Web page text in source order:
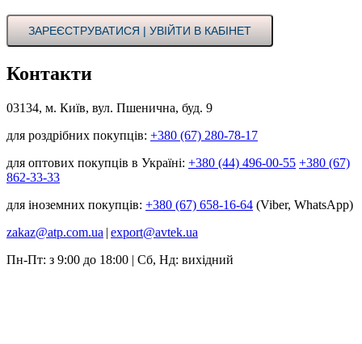
ЗАРЕЄСТРУВАТИСЯ | УВІЙТИ В КАБІНЕТ
Контакти
03134, м. Київ, вул. Пшенична, буд. 9
для роздрібних покупців: +380 (67) 280-78-17
для оптових покупців в Україні: +380 (44) 496-00-55 +380 (67)
862-33-33
для іноземних покупців: +380 (67) 658-16-64 (Viber, WhatsApp)
zakaz@atp.com.ua | export@avtek.ua
Пн-Пт: з 9:00 до 18:00 | Сб, Нд: вихідний